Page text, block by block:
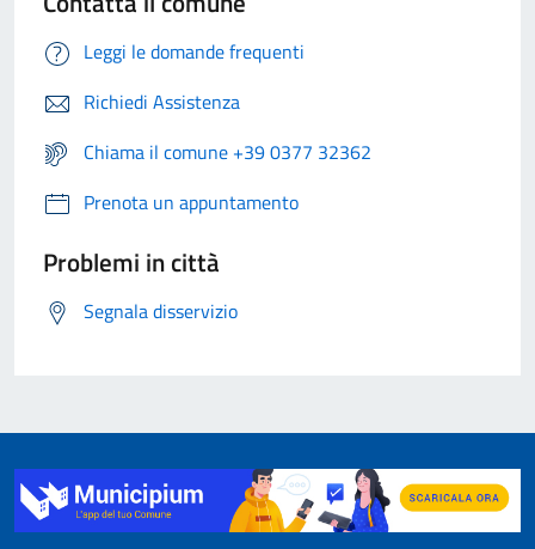
Leggi le domande frequenti
Richiedi Assistenza
Chiama il comune +39 0377 32362
Prenota un appuntamento
Problemi in città
Segnala disservizio